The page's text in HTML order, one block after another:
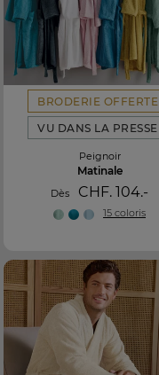
BRODERIE OFFERTE
VU DANS LA PRESSE
Peignoir
Matinale
Dès CHF. 104.-
15 coloris